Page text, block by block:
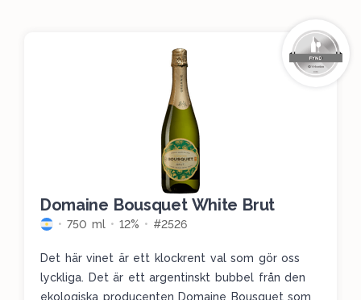
Domaine Bousquet White Brut
750 ml 12% #2526
Det här vinet är ett klockrent val som gör oss
lyckliga. Det är ett argentinskt bubbel från den
ekologiska producenten Domaine Bousquet som